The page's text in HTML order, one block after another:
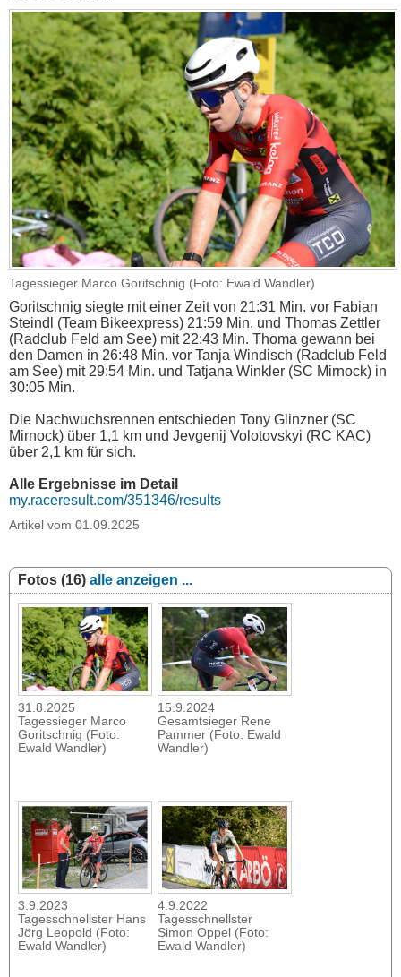
Tagessieger Marco Goritschnig (Foto: Ewald Wandler)
Goritschnig siegte mit einer Zeit von 21:31 Min. vor Fabian
Steindl (Team Bikeexpress) 21:59 Min. und Thomas Zettler
(Radclub Feld am See) mit 22:43 Min. Thoma gewann bei
den Damen in 26:48 Min. vor Tanja Windisch (Radclub Feld
am See) mit 29:54 Min. und Tatjana Winkler (SC Mirnock) in
30:05 Min.
Die Nachwuchsrennen entschieden Tony Glinzner (SC
Mirnock) über 1,1 km und Jevgenij Volotovskyi (RC KAC)
über 2,1 km für sich.
Alle Ergebnisse im Detail
my.raceresult.com/351346/results
Artikel vom 01.09.2025
Fotos (16) alle anzeigen ...
31.8.2025
Tagessieger Marco
Goritschnig (Foto:
Ewald Wandler)
15.9.2024
Gesamtsieger Rene
Pammer (Foto: Ewald
Wandler)
3.9.2023
Tagesschnellster Hans
Jörg Leopold (Foto:
Ewald Wandler)
4.9.2022
Tagesschnellster
Simon Oppel (Foto:
Ewald Wandler)